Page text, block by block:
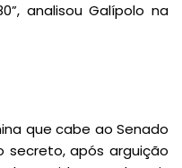
analisou Galípolo na
que cabe ao Senado
secreto, após arguição